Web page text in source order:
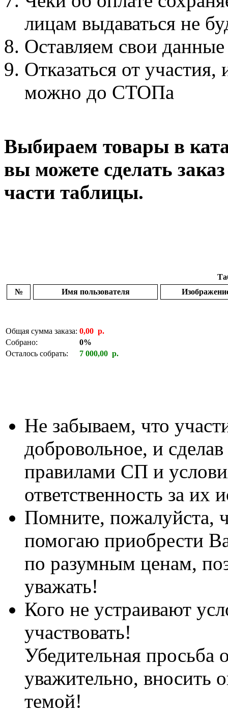
лицам выдаваться не
Оставляем свои
Отказаться от
можно до СТОПа
Выбираем товары в
вы можете сделать
части таблицы.
№
Имя пользователя
Общая сумма заказа: 0,00 р.
Собрано:
0%
Осталось собрать:
7 000,00 р.
Не забываем, что
добровольное, и
правилами СП и
ответственность за их
Помните, пожалуйста,
помогаю приобрести
по разумным ценам,
уважать!
Кого не устраивают
участвовать!
Убедительная просьба
уважительно, вносить
темой!